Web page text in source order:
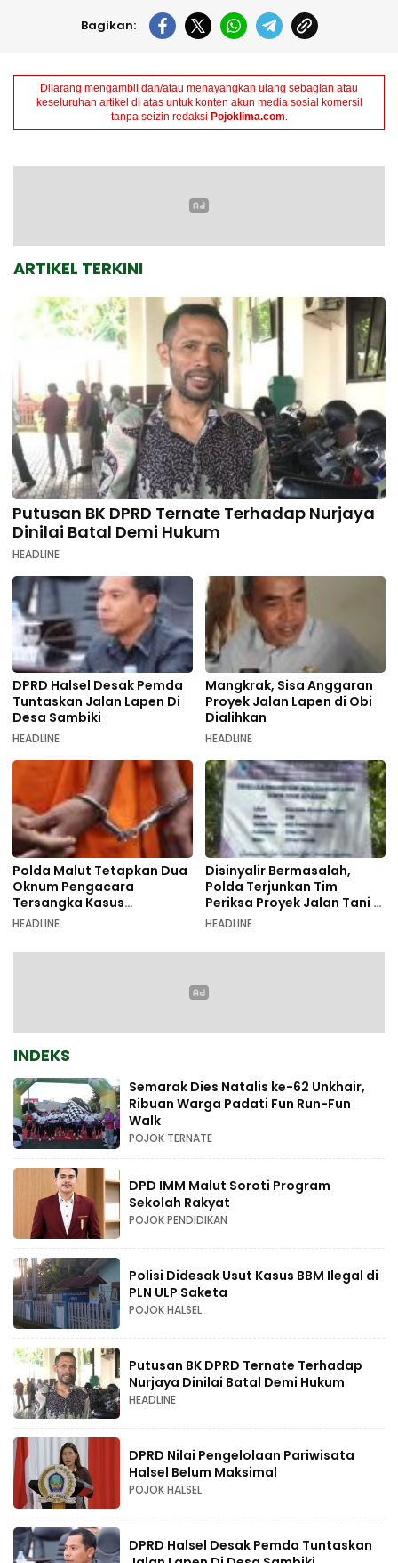
Bagikan:
Dilarang mengambil dan/atau menayangkan ulang sebagian atau
keseluruhan artikel di atas untuk konten akun media sosial komersil
tanpa seizin redaksi Pojoklima.com.
ARTIKEL TERKINI
Putusan BK DPRD Ternate Terhadap Nurjaya
Dinilai Batal Demi Hukum
HEADLINE
DPRD Halsel Desak Pemda
Tuntaskan Jalan Lapen Di
Desa Sambiki
HEADLINE
Mangkrak, Sisa Anggaran
Proyek Jalan Lapen di Obi
Dialihkan
HEADLINE
Polda Malut Tetapkan Dua
Oknum Pengacara
Tersangka Kasus
Pemalsuan Dokumen
HEADLINE
Disinyalir Bermasalah,
Polda Terjunkan Tim
Periksa Proyek Jalan Tani di
Galala
HEADLINE
INDEKS
Semarak Dies Natalis ke-62 Unkhair,
Ribuan Warga Padati Fun Run-Fun
Walk
POJOK TERNATE
DPD IMM Malut Soroti Program
Sekolah Rakyat
POJOK PENDIDIKAN
Polisi Didesak Usut Kasus BBM Ilegal di
PLN ULP Saketa
POJOK HALSEL
Putusan BK DPRD Ternate Terhadap
Nurjaya Dinilai Batal Demi Hukum
HEADLINE
DPRD Nilai Pengelolaan Pariwisata
Halsel Belum Maksimal
POJOK HALSEL
DPRD Halsel Desak Pemda Tuntaskan